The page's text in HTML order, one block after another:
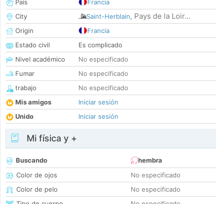
País
Francia
City
Saint-Herblain, Pays de la Loir...
Origin
Francia
Estado civil
Es complicado
Nivel académico
No especificado
Fumar
No especificado
trabajo
No especificado
Mis amigos
Iniciar sesión
Unido
Iniciar sesión
Mi física y +
Buscando
hembra
Color de ojos
No especificado
Color de pelo
No especificado